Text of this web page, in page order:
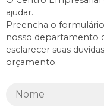
ajudar.
Preencha o
nosso departamento
esclarecer suas
orçamento.